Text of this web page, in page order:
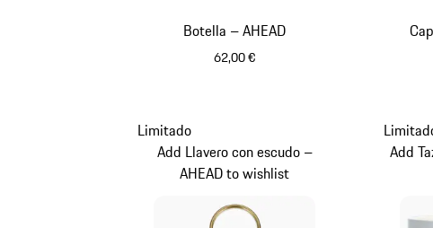
Botella – AHEAD
62,00 €
Limitado
Add Llavero con escudo –
AHEAD to wishlist
Add